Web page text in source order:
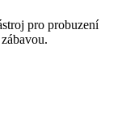
pro probuzení